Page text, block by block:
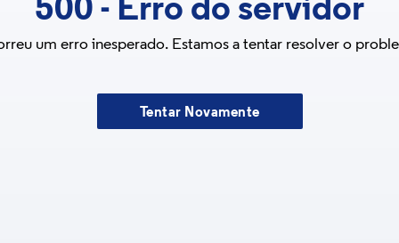
500 - Erro do servidor
um erro inesperado. Estamos a tentar resolver o
Tentar Novamente